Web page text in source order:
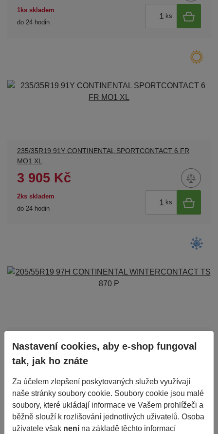
1ks skladem
do 24 hodin
ks
235/35R19 91Y CONTINENTAL SPORTCONTACT 6 FR
MO1 XL
3 905 Kč
2ks skladem
do 24 hodin
ks
P
3 912 Kč
2ks skladem
do 24 hodin
ks
Nastavení cookies, aby e-shop fungoval
tak, jak ho znáte
Za účelem zlepšení poskytovaných služeb využívají
naše stránky soubory cookie. Soubory cookie jsou malé
soubory, které ukládají informace ve Vašem prohlížeči a
běžně slouží k rozlišování jednotlivých uživatelů. Osoba
uživatele však není na základě těchto informací